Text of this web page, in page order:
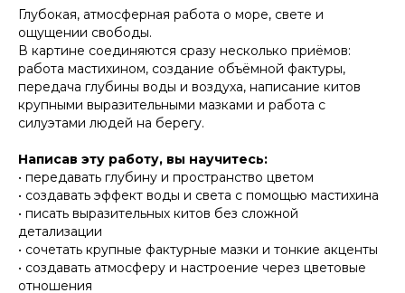
Глубокая, атмосферная работа о море, свете и
ощущении свободы.
В картине соединяются сразу несколько приёмов:
работа мастихином, создание объёмной фактуры,
передача глубины воды и воздуха, написание китов
крупными выразительными мазками и работа с
силуэтами людей на берегу.
Написав эту работу, вы научитесь:
• передавать глубину и пространство цветом
• создавать эффект воды и света с помощью мастихина
• писать выразительных китов без сложной
детализации
• сочетать крупные фактурные мазки и тонкие акценты
• создавать атмосферу и настроение через цветовые
отношения